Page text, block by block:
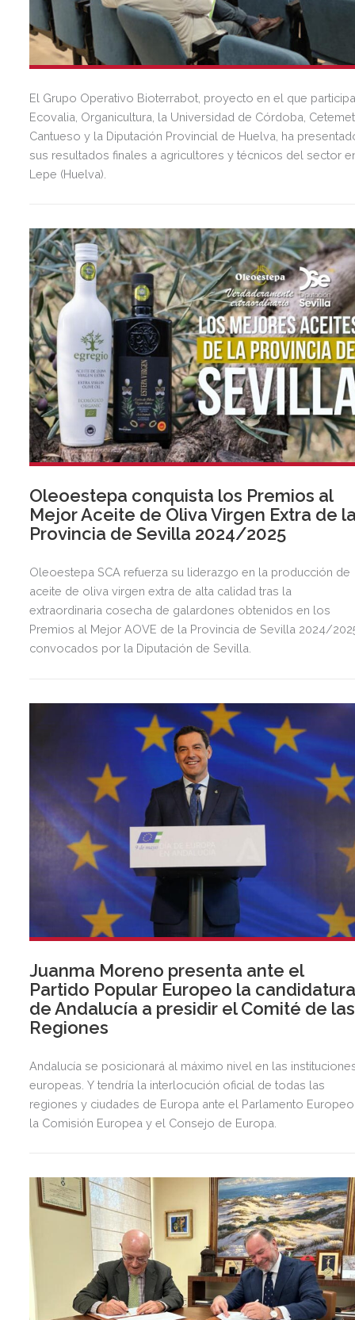
El Grupo Operativo Bioterrabot, proyecto en el que
Ecovalia, Organicultura, la Universidad de Córdoba,
Cantueso y la Diputación Provincial de Huelva, ha
sus resultados finales a agricultores y técnicos del sector
Lepe (Huelva).
Oleoestepa conquista los Premios al
Mejor Aceite de Oliva Virgen Extra de
Provincia de Sevilla 2024/2025
Oleoestepa SCA refuerza su liderazgo en la producción de
aceite de oliva virgen extra de alta calidad tras la
extraordinaria cosecha de galardones obtenidos en los
Premios al Mejor AOVE de la Provincia de Sevilla 2024/
convocados por la Diputación de Sevilla.
Juanma Moreno presenta ante el
Partido Popular Europeo la
de Andalucía a presidir el Comité de las
Regiones
Andalucía se posicionará al máximo nivel en las
europeas. Y tendría la interlocución oficial de todas las
regiones y ciudades de Europa ante el Parlamento
la Comisión Europea y el Consejo de Europa.